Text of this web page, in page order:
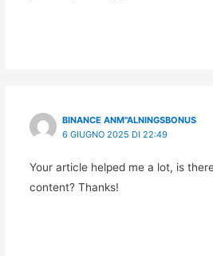
BINANCE ANM"ALNINGSBONUS
6 GIUGNO 2025 DI 22:49
Your article helped me a lot, is
content? Thanks!